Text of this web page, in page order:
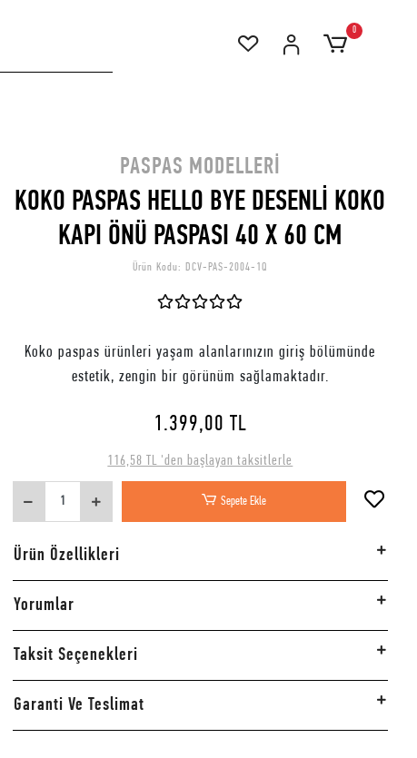
0
PASPAS MODELLERI
KOKO PASPAS HELLO BYE DESENLİ KOKO
KAPI ÖNÜ PASPASI 40 X 60 CM
Ürün Kodu: DCV-PAS-2004-1Q
Koko paspas ürünleri yaşam alanlarınızın giriş bölümünde
estetik, zengin bir görünüm sağlamaktadır.
1.399,00 TL
116,58 TL 'den başlayan taksitlerle
Sepete Ekle
Ürün Özellikleri
Yorumlar
Taksit Seçenekleri
Garanti Ve Teslimat